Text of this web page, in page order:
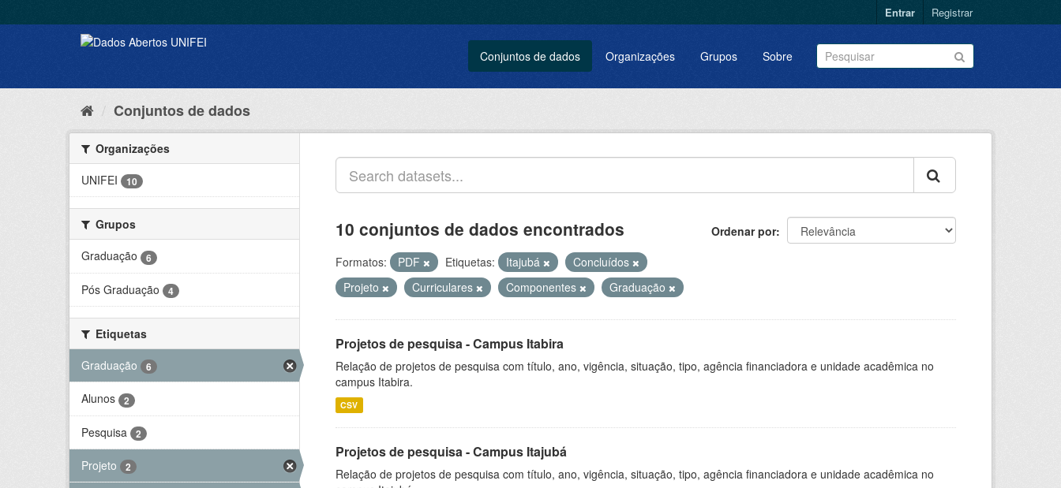
Entrar Registrar
Conjuntos de dados Organizações Grupos Sobre
Conjuntos de dados
Organizações
UNIFEI
10
Grupos
Graduação
6
Pós Graduação 4
Etiquetas
Graduação
6
Alunos 2
Pesquisa 2
Projeto 2
Ordenar por
10 conjuntos de dados encontrados
Formatos: PDF Etiquetas: Itajubá
Concluídos
Projeto
Curriculares Componentes Graduação
Projetos de pesquisa - Campus Itabira
Relação de projetos de pesquisa com título, ano, vigência, situação, tipo, agência financiadora e unidade acadêmica no
campus Itabira.
CSV
Projetos de pesquisa - Campus Itajubá
Relação de projetos de pesquisa com título, ano, vigência, situação, tipo, agência financiadora e unidade acadêmica no